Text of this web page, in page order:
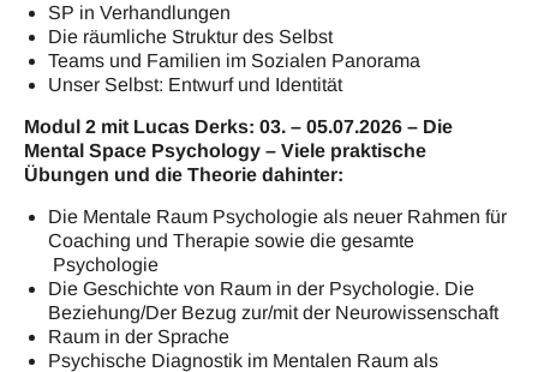
SP in Verhandlungen
Die räumliche Struktur des Selbst
Teams und Familien im Sozialen Panorama
Unser Selbst: Entwurf und Identität
Modul 2 mit Lucas Derks: 03. – 05.07.2026 – Die
Mental Space Psychology – Viele praktische
Übungen und die Theorie dahinter:
Die Mentale Raum Psychologie als neuer Rahmen für
Coaching und Therapie sowie die gesamte
Psychologie
Die Geschichte von Raum in der Psychologie. Die
Beziehung/Der Bezug zur/mit der Neurowissenschaft
Raum in der Sprache
Psychische Diagnostik im Mentalen Raum als